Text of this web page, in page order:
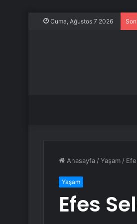
Cuma, Ağustos 7 2026
Anasayfa /Yaşam /
Yaşam
Efes